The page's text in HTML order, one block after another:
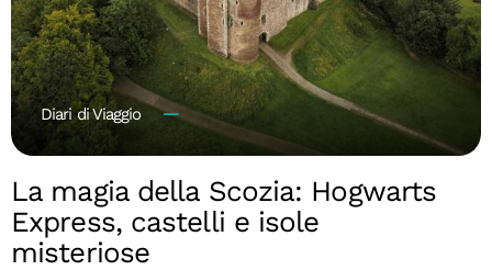
Diari di Viaggio
La magia della Scozia: Hogwarts
Express, castelli e isole
misteriose